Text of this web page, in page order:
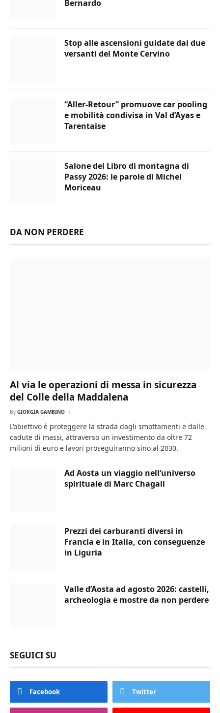
Bernardo
Stop alle ascensioni guidate dai due
versanti del Monte Cervino
“Aller-Retour” promuove car pooling
e mobilità condivisa in Val d’Ayas e
Tarentaise
Salone del Libro di montagna di
Passy 2026: le parole di Michel
Moriceau
DA NON PERDERE
Al via le operazioni di messa in sicurezza
del Colle della Maddalena
By GIORGIA GAMBINO
L’obiettivo è proteggere la strada dagli smottamenti e dalle
cadute di massi, attraverso un investimento da oltre 72
milioni di euro e lavori proseguiranno sino al 2030.
Ad Aosta un viaggio nell’universo
spirituale di Marc Chagall
Prezzi dei carburanti diversi in
Francia e in Italia, con conseguenze
in Liguria
Valle d’Aosta ad agosto 2026: castelli,
archeologia e mostre da non perdere
SEGUICI SU
Facebook Twitter